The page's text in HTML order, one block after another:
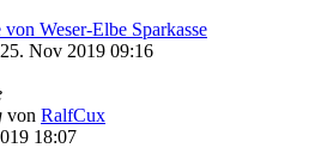
Weser-Elbe Sparkasse
Nov 2019 09:16
von RalfCux
18:07